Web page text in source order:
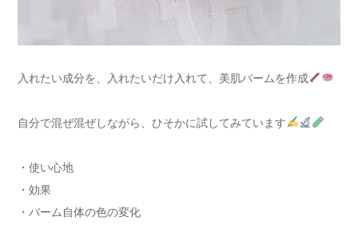
入れたい成分を、入れたいだけ入れて、美肌バームを作成
自分で混ぜ混ぜしながら、ひそかに試してみています
・使い心地
・効果
・バーム自体の色の変化